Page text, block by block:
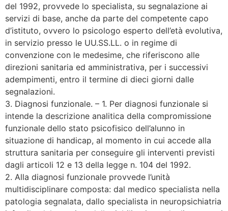
del 1992, provvede lo specialista, su segnalazione ai
servizi di base, anche da parte del competente capo
d’istituto, ovvero lo psicologo esperto dell’età evolutiva,
in servizio presso le UU.SS.LL. o in regime di
convenzione con le medesime, che riferiscono alle
direzioni sanitaria ed amministrativa, per i successivi
adempimenti, entro il termine di dieci giorni dalle
segnalazioni.
3. Diagnosi funzionale. – 1. Per diagnosi funzionale si
intende la descrizione analitica della compromissione
funzionale dello stato psicofisico dell’alunno in
situazione di handicap, al momento in cui accede alla
struttura sanitaria per conseguire gli interventi previsti
dagli articoli 12 e 13 della legge n. 104 del 1992.
2. Alla diagnosi funzionale provvede l’unità
multidisciplinare composta: dal medico specialista nella
patologia segnalata, dallo specialista in neuropsichiatria